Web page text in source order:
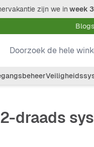
zijn we in week
Blogs
Doorzoek de hele
draads